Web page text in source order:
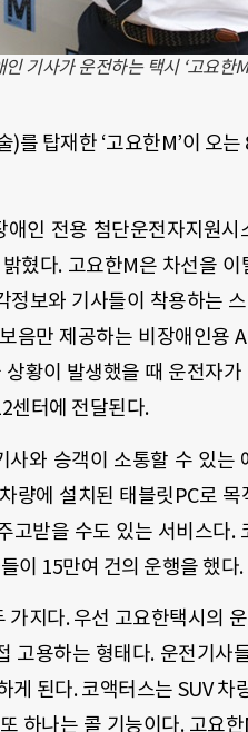
기사가 운전하는 택시 ‘고요한
)를 탑재한 ‘고요한M’이 오는
인 전용 첨단운전자지원시
혔다. 고요한M은 차선을 이
보와 기사들이 착용하는
음만 제공하는 비장애인용
상황이 발생했을 때 운전자
센터에 전달된다.
사와 승객이 소통할 수 있는
량에 설치된 태블릿PC로 목
고받을 수도 있는 서비스다.
이 15만여 건의 운행을 했다.
가지다.우선 고요한택시의
고용하는 형태다. 운전기사
게 된다.코액터스는 SUV차
또 하나는 콜 기능이다. 고요한